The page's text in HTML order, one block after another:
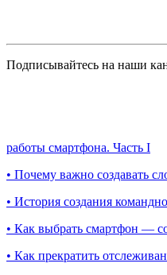
Подписывайтесь на наши
работы смартфона. Часть I
• Почему важно создавать
• История создания
• Как выбрать смартфон —
• Как прекратить